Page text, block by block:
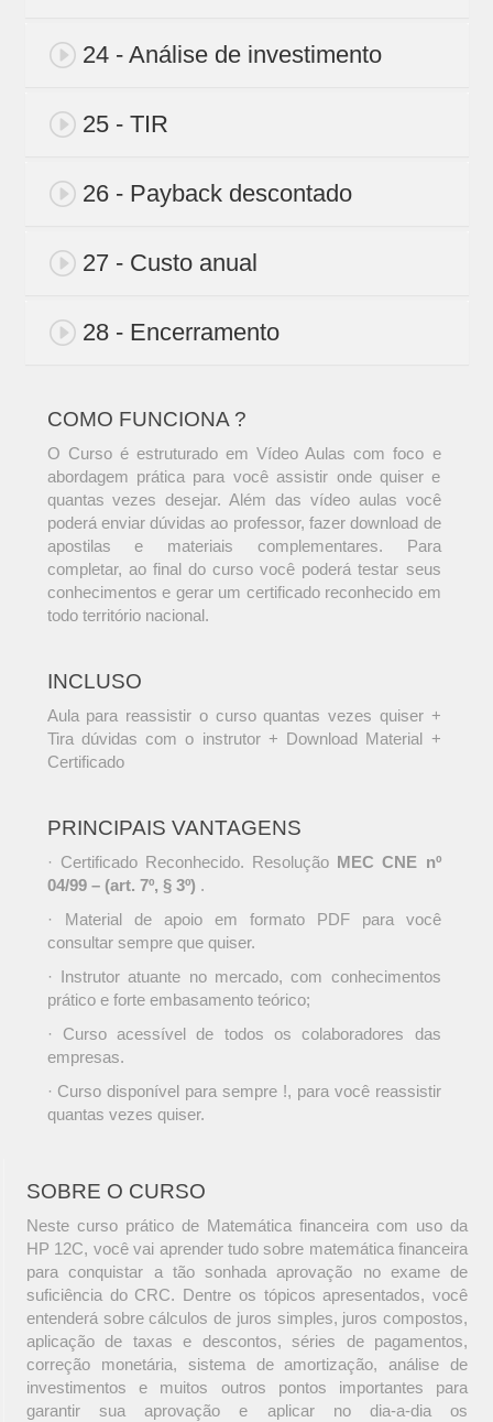
24 - Análise de investimento
25 - TIR
26 - Payback descontado
27 - Custo anual
28 - Encerramento
COMO FUNCIONA ?
O Curso é estruturado em Vídeo Aulas com foco e
abordagem prática para você assistir onde quiser e
quantas vezes desejar. Além das vídeo aulas você
poderá enviar dúvidas ao professor, fazer download de
apostilas e materiais complementares. Para
completar, ao final do curso você poderá testar seus
conhecimentos e gerar um certificado reconhecido em
todo território nacional.
INCLUSO
Aula para reassistir o curso quantas vezes quiser +
Tira dúvidas com o instrutor + Download Material +
Certificado
PRINCIPAIS VANTAGENS
· Certificado Reconhecido. Resolução MEC CNE nº
04/99 – (art. 7º, § 3º) .
· Material de apoio em formato PDF para você
consultar sempre que quiser.
· Instrutor atuante no mercado, com conhecimentos
prático e forte embasamento teórico;
· Curso acessível de todos os colaboradores das
empresas.
· Curso disponível para sempre !, para você reassistir
quantas vezes quiser.
SOBRE O CURSO
Neste curso prático de Matemática financeira com uso da
HP 12C, você vai aprender tudo sobre matemática financeira
para conquistar a tão sonhada aprovação no exame de
suficiência do CRC. Dentre os tópicos apresentados, você
entenderá sobre cálculos de juros simples, juros compostos,
aplicação de taxas e descontos, séries de pagamentos,
correção monetária, sistema de amortização, análise de
investimentos e muitos outros pontos importantes para
garantir sua aprovação e aplicar no dia-a-dia os